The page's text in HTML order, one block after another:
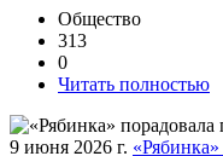
Общество
313
0
Читать полностью
9 июня 2026 г.